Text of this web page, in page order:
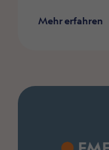
Mehr erfahren